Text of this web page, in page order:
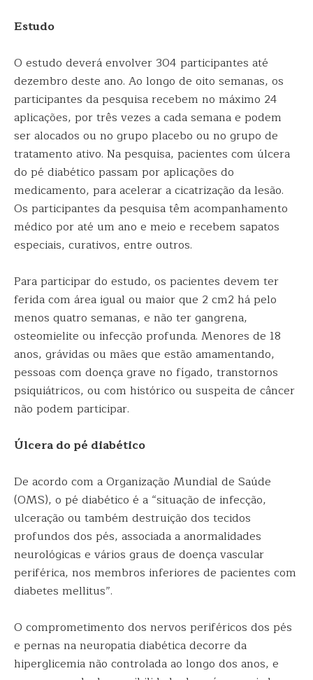
Estudo
O estudo deverá envolver 304 participantes até
dezembro deste ano. Ao longo de oito semanas, os
participantes da pesquisa recebem no máximo 24
aplicações, por três vezes a cada semana e podem
ser alocados ou no grupo placebo ou no grupo de
tratamento ativo. Na pesquisa, pacientes com úlcera
do pé diabético passam por aplicações do
medicamento, para acelerar a cicatrização da lesão.
Os participantes da pesquisa têm acompanhamento
médico por até um ano e meio e recebem sapatos
especiais, curativos, entre outros.
Para participar do estudo, os pacientes devem ter
ferida com área igual ou maior que 2 cm2 há pelo
menos quatro semanas, e não ter gangrena,
osteomielite ou infecção profunda. Menores de 18
anos, grávidas ou mães que estão amamentando,
pessoas com doença grave no fígado, transtornos
psiquiátricos, ou com histórico ou suspeita de câncer
não podem participar.
Úlcera do pé diabético
De acordo com a Organização Mundial de Saúde
(OMS), o pé diabético é a “situação de infecção,
ulceração ou também destruição dos tecidos
profundos dos pés, associada a anormalidades
neurológicas e vários graus de doença vascular
periférica, nos membros inferiores de pacientes com
diabetes mellitus”.
O comprometimento dos nervos periféricos dos pés
e pernas na neuropatia diabética decorre da
hiperglicemia não controlada ao longo dos anos, e